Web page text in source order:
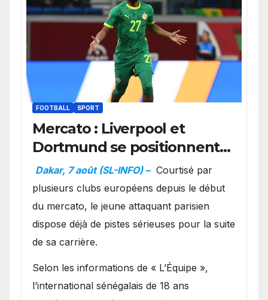
FOOTBALL SPORT
Mercato : Liverpool et
Dortmund se positionnent
en favoris pour recruter
Ibrahim Mbaye
Dakar, 7 août (SL-INFO) – Courtisé par
plusieurs clubs européens depuis le début
du mercato, le jeune attaquant parisien
dispose déjà de pistes sérieuses pour la suite
de sa carrière.
Selon les informations de « L’Équipe »,
l’international sénégalais de 18 ans